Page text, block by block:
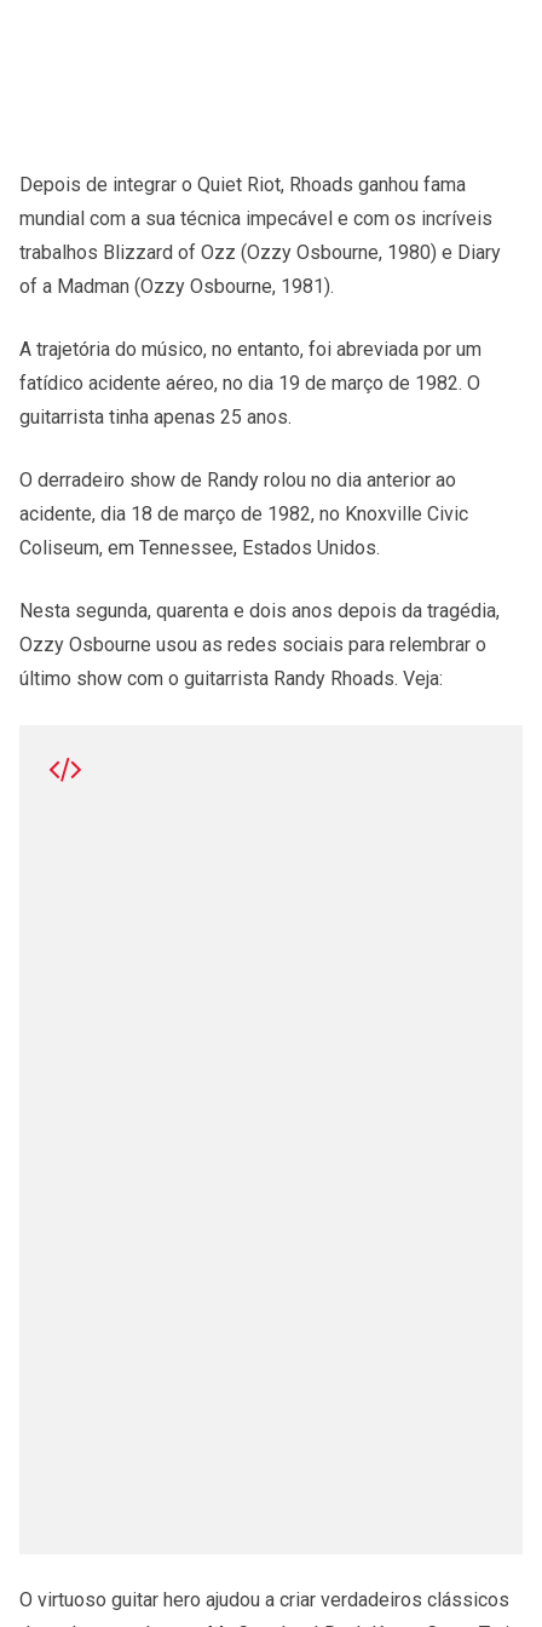
Depois de integrar o Quiet Riot, Rhoads ganhou fama
mundial com a sua técnica impecável e com os incríveis
trabalhos Blizzard of Ozz (Ozzy Osbourne, 1980) e Diary
of a Madman (Ozzy Osbourne, 1981).
A trajetória do músico, no entanto, foi abreviada por um
fatídico acidente aéreo, no dia 19 de março de 1982. O
guitarrista tinha apenas 25 anos.
O derradeiro show de Randy rolou no dia anterior ao
acidente, dia 18 de março de 1982, no Knoxville Civic
Coliseum, em Tennessee, Estados Unidos.
Nesta segunda, quarenta e dois anos depois da tragédia,
Ozzy Osbourne usou as redes sociais para relembrar o
último show com o guitarrista Randy Rhoads. Veja:
O virtuoso guitar hero ajudou a criar verdadeiros clássicos